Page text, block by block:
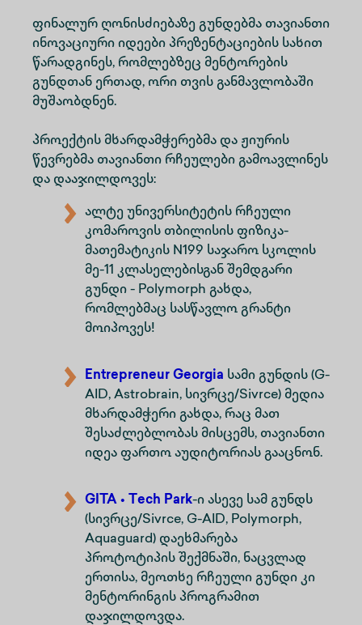
ფინალურ ღონისძიებაზე გუნდებმა თავიანთი
ინოვაციური იდეები პრეზენტაციების სახით
წარადგინეს, რომლებზეც მენტორების
გუნდთან ერთად, ორი თვის განმავლობაში
მუშაობდნენ.
პროექტის მხარდამჭერებმა და ჟიურის
წევრებმა თავიანთი რჩეულები გამოავლინეს
და დააჯილდოვეს:
ალტე უნივერსიტეტის რჩეული
კომაროვის თბილისის ფიზიკა-
მათემატიკის N199 საჯარო სკოლის
მე-11 კლასელებისგან შემდგარი
გუნდი - Polymorph გახდა,
რომლებმაც სასწავლო გრანტი
მოიპოვეს!
Entrepreneur Georgia სამი გუნდის (G-
AID, Astrobrain, სივრცე/Sivrce) მედია
მხარდამჭერი გახდა, რაც მათ
შესაძლებლობას მისცემს, თავიანთი
იდეა ფართო აუდიტორიას გააცნონ.
GITA • Tech Park-ი ასევე სამ გუნდს
(სივრცე/Sivrce, G-AID, Polymorph,
Aquaguard) დაეხმარება
პროტოტიპის შექმნაში, ნაცვლად
ერთისა, მეოთხე რჩეული გუნდი კი
მენტორინგის პროგრამით
დაჯილდოვდა.